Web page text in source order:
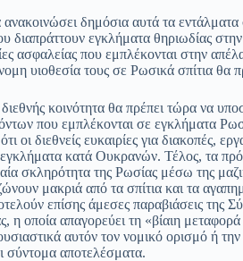
δημόσια αυτά τα εντάλματα
εγκλήματα θηριωδίας
ασφαλείας που εμπλέκονται στην
υιοθεσία τους σε Ρωσικά σπίτια θα
κοινότητα θα πρέπει τώρα να
που εμπλέκονται σε εγκλήματα
οι διεθνείς ευκαιρίες για διακοπές,
κατά Ουκρανών. Τέλος, τα
σκληρότητα της Ρωσίας μέσω της
μακριά από τα σπίτια και τα
επίσης άμεσες παραβιάσεις
η οποία απαγορεύει τη «βίαιη
αυτόν τον νομικό ορισμό ή
σύντομα αποτελέσματα.